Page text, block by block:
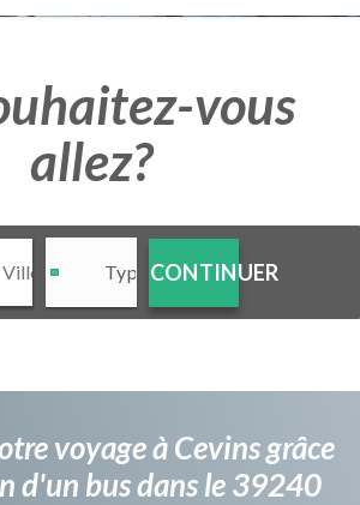
vous
allez?
CONTINUER
voyage à Cevins grâce
d'un bus dans le 39240